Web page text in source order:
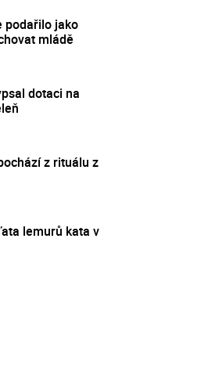
podařilo jako
mládě
dotaci na
z rituálu z
lemurů kata v